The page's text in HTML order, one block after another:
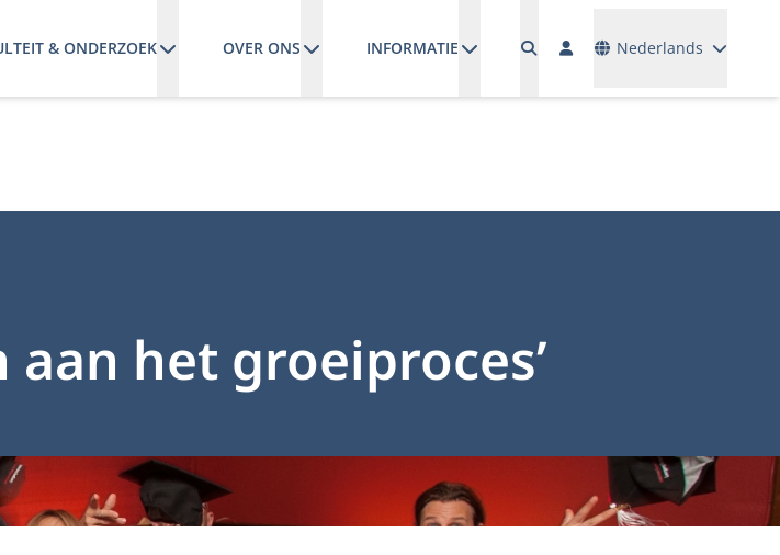
& ONDERZOEK OVER ONS INFORMATIE Nederlands
het groeiproces’